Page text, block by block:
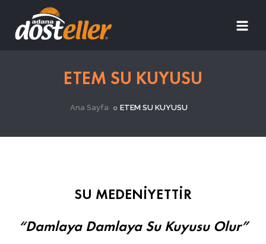
ETEM SU KUYUSU
Ana Sayfa ETEM SU KUYUSU
SU MEDENİYETTİR
“Damlaya Damlaya Su Kuyusu Olur”